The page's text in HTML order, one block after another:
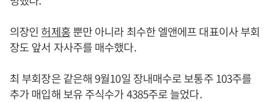
의장인 허제홍뿐만 아니라 최수한 엘앤에프 대표이사 부회
장도 앞서 자사주를 매수했다.
최 부회장은 같은해 9월10일 장내매수로 보통주 103주를
추가 매입해 보유 주식수가 4385주로 늘었다.